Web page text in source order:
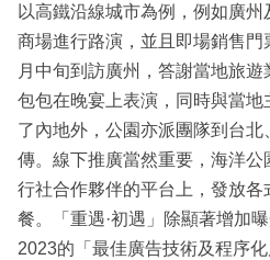
以高鐵沿線城市為例，例如廣
商場進行路演，並且即場銷售
月中旬到訪廣州，答謝當地旅
包包在晚宴上表演，同時與當
了內地外，公園亦派團隊到台
傳。線下推廣當然重要，海洋
行社合作夥伴的平台上，發放
餐。「重遇·初遇」除顯著增加
2023的「最佳廣告技術及程序